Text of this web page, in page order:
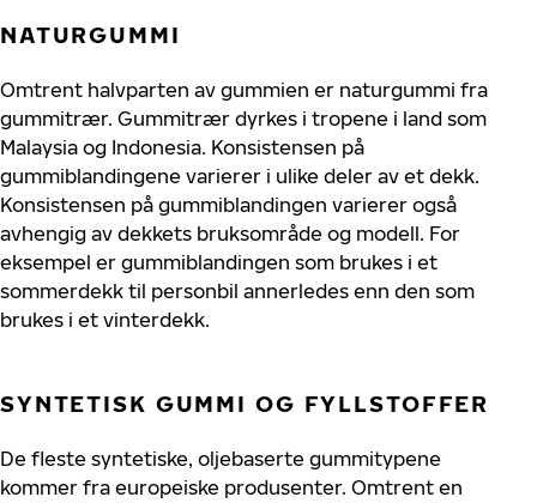
NATURGUMMI
Omtrent halvparten av gummien er naturgummi fra
gummitrær. Gummitrær dyrkes i tropene i land som
Malaysia og Indonesia. Konsistensen på
gummiblandingene varierer i ulike deler av et dekk.
Konsistensen på gummiblandingen varierer også
avhengig av dekkets bruksområde og modell. For
eksempel er gummiblandingen som brukes i et
sommerdekk til personbil annerledes enn den som
brukes i et vinterdekk.
SYNTETISK GUMMI OG FYLLSTOFFER
De fleste syntetiske, oljebaserte gummitypene
kommer fra europeiske produsenter. Omtrent en